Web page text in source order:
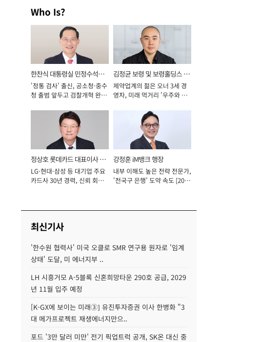
Who Is?
한찬식 대통령실 민정수석비
서관
'정통 검사' 출신, 공소청·중수
청 출범 앞두고 검찰개혁 완수
김정균 보령 및 보령홀딩스 대
표이사 사장
제약업계의 젊은 오너 3세 경
영자, 미래 먹거리 '우주와 헬
정상호 롯데카드 대표이사 사
장
LG·현대·삼성 등 대기업 주요
카드사 30년 경력, 신뢰 회복
강정훈 iM뱅크 행장
내부 이해도 높은 전략 전문가,
'전국구 은행' 도약 속도 [2026
최신기사
'한수원 협력사' 미국 오클로 SMR 연구용 원자로 '임계
상태' 도달, 미 에너지부 ..
LH 시흥거모 A-5블록 신혼희망타운 290호 공급, 2029
년 11월 입주 예정
[K-GX에 보이는 미래③] 유진투자증권 이사 한병화 "3
대 메가프로젝트 재생에너지만으..
포드 '3만 달러 미만' 전기 픽업트럭 공개, SK온 대신 중